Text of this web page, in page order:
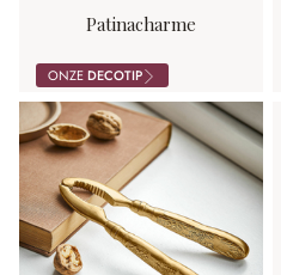
ONZEDECOTIP
Patinacharme